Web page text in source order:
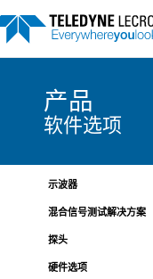
产品
软件选项
示波器
混合信号测试解决方案
探头
硬件选项